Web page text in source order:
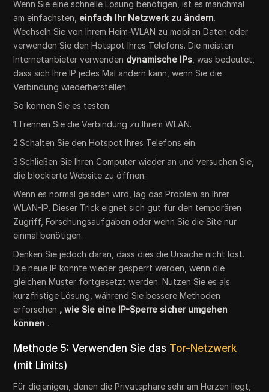
Wenn Sie eine schnelle Lösung benötigen, ist es manchmal
am einfachsten, einfach Ihr Netzwerk zu ändern.
Wechseln Sie von Ihrem Heim-WLAN zu mobilen Daten oder
verwenden Sie den Hotspot Ihres Telefons. Die meisten
Internetanbieter verwenden dynamische IPs , was bedeutet,
dass sich Ihre IP jedes Mal ändern kann, wenn Sie die
Verbindung wiederherstellen.
So können Sie es testen:
1.Trennen Sie die Verbindung zu Ihrem WLAN.
2.Schalten Sie den Hotspot Ihres Telefons ein.
3.Schließen Sie Ihren Computer wieder an und versuchen Sie,
die blockierte Website zu öffnen.
Wenn es normal geladen wird, lag das Problem an Ihrer
WLAN-IP. Dieser Trick eignet sich gut für den temporären
Zugriff, Forschungsaufgaben oder wenn Sie die Site nur
einmal benötigen.
Denken Sie jedoch daran, dass dies die Ursache nicht löst.
Die neue IP könnte wieder gesperrt werden, wenn die
gleichen Muster fortgesetzt werden. Nutzen Sie es als
kurzfristige Lösung, während Sie bessere Methoden
erforschen , wie Sie eine IP-Sperre sicher umgehen
können .
Methode 5: Verwenden Sie das Tor-Netzwerk
(mit Limits)
Für diejenigen, denen die Privatsphäre sehr am Herzen liegt,